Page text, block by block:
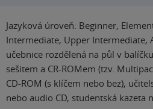
Jazyková úroveň: Beginner,
Intermediate, Upper Intermediate,
učebnice rozdělená na půl v
sešitem a CR-ROMem (tzv.
CD-ROM (s klíčem nebo bez),
nebo audio CD, studentská kazeta